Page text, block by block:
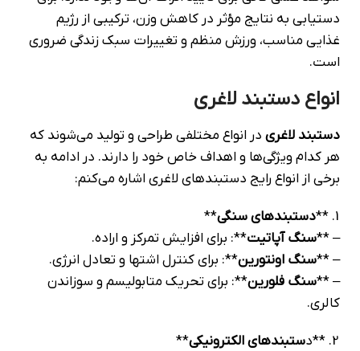
دستیابی به نتایج مؤثر در کاهش وزن، ترکیبی از رژیم
غذایی مناسب، ورزش منظم و تغییرات سبک زندگی ضروری
است.
انواع دستبند لاغری
دستبند لاغری در انواع مختلفی طراحی و تولید می‌شوند که
هر کدام ویژگی‌ها و اهداف خاص خود را دارند. در ادامه به
برخی از انواع رایج دستبندهای لاغری اشاره می‌کنم:
دستبندهای سنگی**
– **سنگ آپاتیت**: برای افزایش تمرکز و اراده.
– **سنگ اونتورین**: برای کنترل اشتها و تعادل انرژی.
– **سنگ فلورین**: برای تحریک متابولیسم و سوزاندن
کالری.
ستبندهای الکترونیکی**